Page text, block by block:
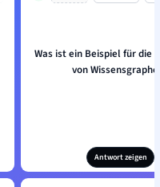
Was ist ein Beispiel für die
von
Antwort zeigen